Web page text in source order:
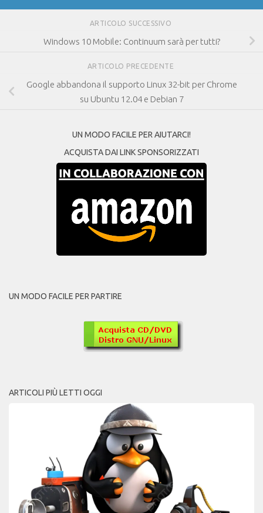
ARTICOLO SUCCESSIVO
Windows 10 Mobile: Continuum sarà per tutti?
ARTICOLO PRECEDENTE
Google abbandona il supporto Linux 32-bit per Chrome
su Ubuntu 12.04 e Debian 7
UN MODO FACILE PER AIUTARCI!
ACQUISTA DAI LINK SPONSORIZZATI
UN MODO FACILE PER PARTIRE
ARTICOLI PIÙ LETTI OGGI